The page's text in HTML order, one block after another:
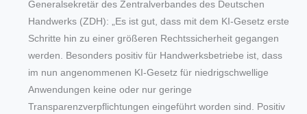
Generalsekretär des Zentralverbandes des Deutschen
Handwerks (ZDH): „Es ist gut, dass mit dem KI-Gesetz erste
Schritte hin zu einer größeren Rechtssicherheit gegangen
werden. Besonders positiv für Handwerksbetriebe ist, dass
im nun angenommenen KI-Gesetz für niedrigschwellige
Anwendungen keine oder nur geringe
Transparenzverpflichtungen eingeführt worden sind. Positiv